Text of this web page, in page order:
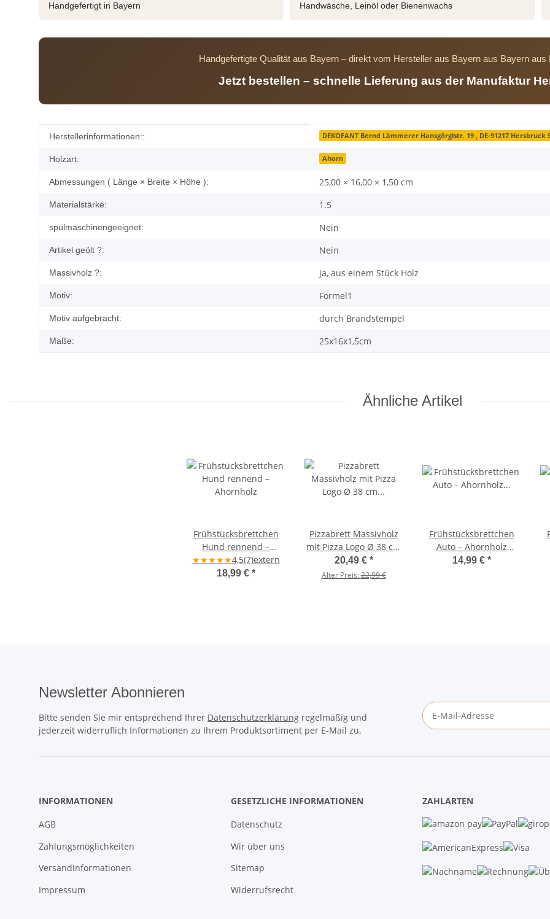
Handgefertigt in Bayern Handwäsche, Leinöl oder Bienenwachs
Handgefertigte Qualität aus Bayern – direkt vom Hersteller aus Bayern aus Bayern
Jetzt bestellen – schnelle Lieferung aus der Manufaktur
Produkteigenschaft
Wert
Herstellerinformationen:: DEKOFANT Bernd Lämmerer Hansgörglstr. 19 , DE-91217 Hersbruck
Holzart: Ahorn
Abmessungen ( Länge × Breite × Höhe ): 25,00 × 16,00 × 1,50 cm
Materialstärke: 1.5
spülmaschinengeeignet: Nein
Artikel geölt ?: Nein
Massivholz ?: ja, aus einem Stück Holz
Motiv: Formel1
Motiv aufgebracht: durch Brandstempel
Maße: 25x16x1,5cm
Ähnliche Artikel
Frühstücksbrettchen
Hund rennend –
Ahornholz
★★★★★4,5(7)extern
18,99 € *
Pizzabrett Massivholz
mit Pizza Logo Ø 38 cm
groß – handgefertigt
20,49 € *
Alter Preis:22,99 €
Frühstücksbrettchen
Auto – Ahornholz
25×16×1,5 cm
14,99 € *
Newsletter Abonnieren
Bitte senden Sie mir entsprechend Ihrer Datenschutzerklärung regelmäßig und
jederzeit widerruflich Informationen zu Ihrem Produktsortiment per E-Mail zu.
INFORMATIONEN
AGB
Zahlungsmöglichkeiten
Versandinformationen
Impressum
GESETZLICHE INFORMATIONEN
Datenschutz
Wir über uns
Sitemap
Widerrufsrecht
ZAHLARTEN